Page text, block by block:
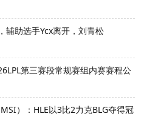
辅助选手Ycx离开，刘青松
第三赛段常规赛组内赛赛程公
）：HLE以3比2力克BLG夺得冠